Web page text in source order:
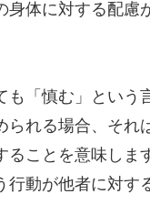
体に対する配
も「慎む」とい
れる場合、そ
ことを意味しま
動が他者に対す